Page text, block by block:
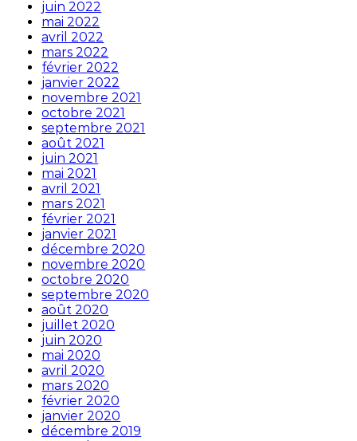
juin 2022
mai 2022
avril 2022
mars 2022
février 2022
janvier 2022
novembre 2021
octobre 2021
septembre 2021
août 2021
juin 2021
mai 2021
avril 2021
mars 2021
février 2021
janvier 2021
décembre 2020
novembre 2020
octobre 2020
septembre 2020
août 2020
juillet 2020
juin 2020
mai 2020
avril 2020
mars 2020
février 2020
janvier 2020
décembre 2019